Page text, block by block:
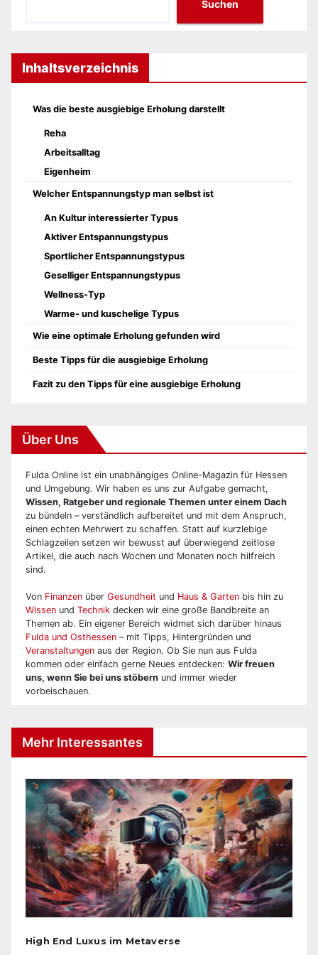
Suchen
Inhaltsverzeichnis
Was die beste ausgiebige Erholung darstellt
Reha
Arbeitsalltag
Eigenheim
Welcher Entspannungstyp man selbst ist
An Kultur interessierter Typus
Aktiver Entspannungstypus
Sportlicher Entspannungstypus
Geselliger Entspannungstypus
Wellness-Typ
Warme- und kuschelige Typus
Wie eine optimale Erholung gefunden wird
Beste Tipps für die ausgiebige Erholung
Fazit zu den Tipps für eine ausgiebige Erholung
Über Uns
Fulda Online ist ein unabhängiges Online-Magazin für Hessen
und Umgebung. Wir haben es uns zur Aufgabe gemacht,
Wissen, Ratgeber und regionale Themen unter einem Dach
zu bündeln – verständlich aufbereitet und mit dem Anspruch,
einen echten Mehrwert zu schaffen. Statt auf kurzlebige
Schlagzeilen setzen wir bewusst auf überwiegend zeitlose
Artikel, die auch nach Wochen und Monaten noch hilfreich
sind.
Von Finanzen über Gesundheit und Haus & Garten bis hin zu
Wissen und Technik decken wir eine große Bandbreite an
Themen ab. Ein eigener Bereich widmet sich darüber hinaus
Fulda und Osthessen – mit Tipps, Hintergründen und
Veranstaltungen aus der Region. Ob Sie nun aus Fulda
kommen oder einfach gerne Neues entdecken: Wir freuen
uns, wenn Sie bei uns stöbern und immer wieder
vorbeischauen.
Mehr Interessantes
High End Luxus im Metaverse